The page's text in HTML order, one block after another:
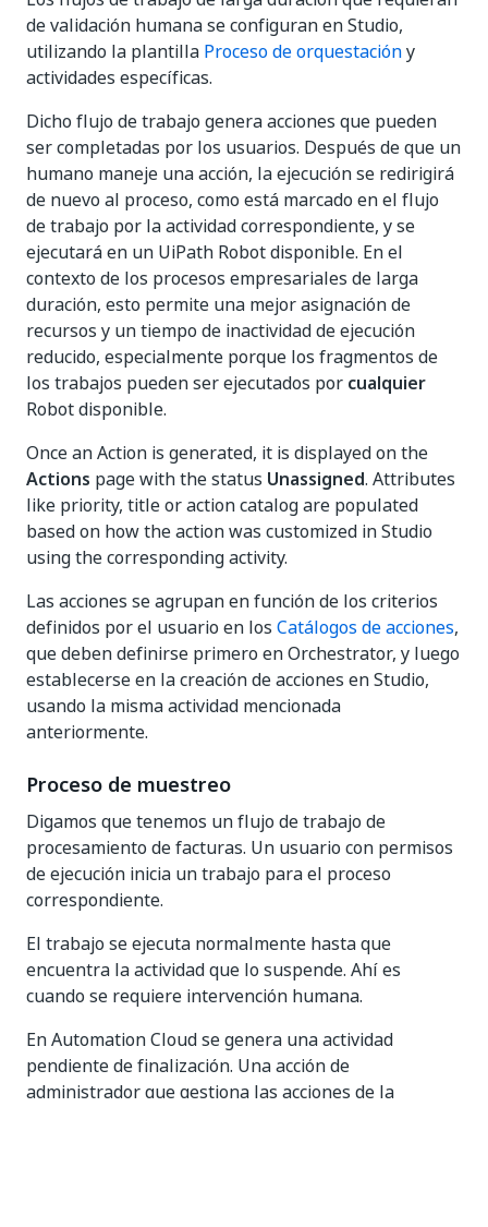
de validación humana se configuran en Studio,
utilizando la plantilla Proceso de orquestacióny
actividades específicas.
Dicho flujo de trabajo genera acciones que pueden
ser completadas por los usuarios. Después de que un
humano maneje una acción, la ejecución se redirigirá
de nuevo al proceso, como está marcado en el flujo
de trabajo por la actividad correspondiente, y se
ejecutará en un UiPath Robot disponible. En el
contexto de los procesos empresariales de larga
duración, esto permite una mejor asignación de
recursos y un tiempo de inactividad de ejecución
reducido, especialmente porque los fragmentos de
los trabajos pueden ser ejecutados por cualquier
Robot disponible.
Once an Action is generated, it is displayed on the
Actions page with the status Unassigned. Attributes
like priority, title or action catalog are populated
based on how the action was customized in Studio
using the corresponding activity.
Las acciones se agrupan en función de los criterios
definidos por el usuario en los Catálogos de acciones,
que deben definirse primero en Orchestrator, y luego
establecerse en la creación de acciones en Studio,
usando la misma actividad mencionada
anteriormente.
Proceso de muestreo
Digamos que tenemos un flujo de trabajo de
procesamiento de facturas. Un usuario con permisos
de ejecución inicia un trabajo para el proceso
correspondiente.
El trabajo se ejecuta normalmente hasta que
encuentra la actividad que lo suspende. Ahí es
cuando se requiere intervención humana.
En Automation Cloud se genera una actividad
pendiente de finalización. Una acción de
administrador que gestiona las acciones de la